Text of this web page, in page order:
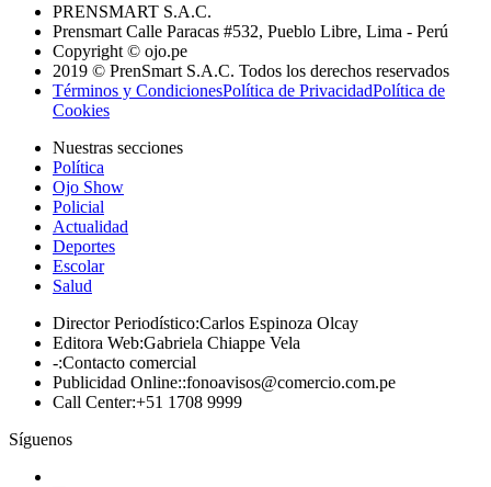
PRENSMART S.A.C.
Prensmart Calle Paracas #532, Pueblo Libre, Lima - Perú
Copyright © ojo.pe
2019 © PrenSmart S.A.C. Todos los derechos reservados
Términos y CondicionesPolítica de PrivacidadPolítica de
Cookies
Nuestras secciones
Política
Ojo Show
Policial
Actualidad
Deportes
Escolar
Salud
Director Periodístico:Carlos Espinoza Olcay
Editora Web:Gabriela Chiappe Vela
-:Contacto comercial
Publicidad Online::fonoavisos@comercio.com.pe
Call Center:+51 1708 9999
Síguenos